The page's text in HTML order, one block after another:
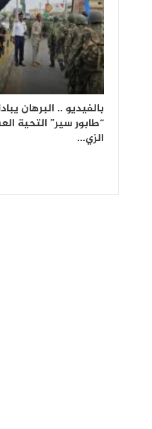
بالفيديو .. البرهان
“طابور سير” التحية
الزي…